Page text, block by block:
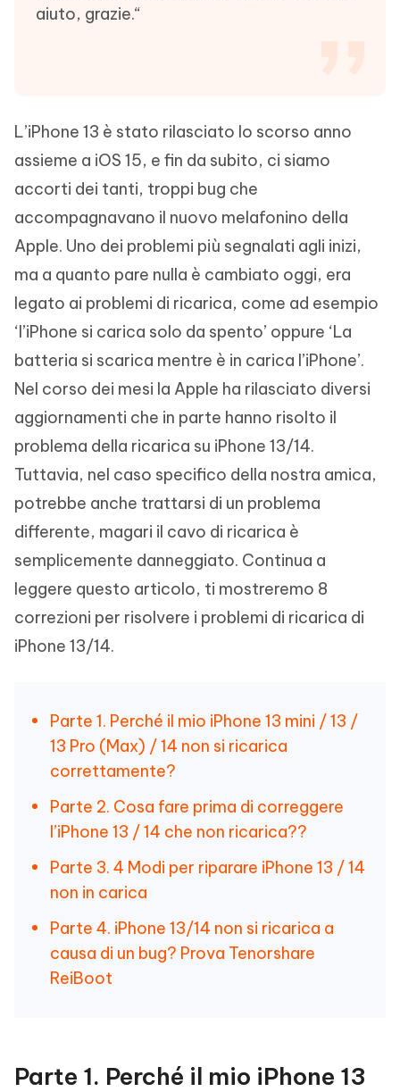
aiuto, grazie.“
L’iPhone 13 è stato rilasciato lo scorso anno
assieme a iOS 15, e fin da subito, ci siamo
accorti dei tanti, troppi bug che
accompagnavano il nuovo melafonino della
Apple. Uno dei problemi più segnalati agli inizi,
ma a quanto pare nulla è cambiato oggi, era
legato ai problemi di ricarica, come ad esempio
‘l’iPhone si carica solo da spento’ oppure ‘La
batteria si scarica mentre è in carica l’iPhone’.
Nel corso dei mesi la Apple ha rilasciato diversi
aggiornamenti che in parte hanno risolto il
problema della ricarica su iPhone 13/14.
Tuttavia, nel caso specifico della nostra amica,
potrebbe anche trattarsi di un problema
differente, magari il cavo di ricarica è
semplicemente danneggiato. Continua a
leggere questo articolo, ti mostreremo 8
correzioni per risolvere i problemi di ricarica di
iPhone 13/14.
Parte 1. Perché il mio iPhone 13 mini / 13 /
13 Pro (Max) / 14 non si ricarica
correttamente?
Parte 2. Cosa fare prima di correggere
l’iPhone 13 / 14 che non ricarica??
Parte 3. 4 Modi per riparare iPhone 13 / 14
non in carica
Parte 4. iPhone 13/14 non si ricarica a
causa di un bug? Prova Tenorshare
ReiBoot
Parte 1. Perché il mio iPhone 13